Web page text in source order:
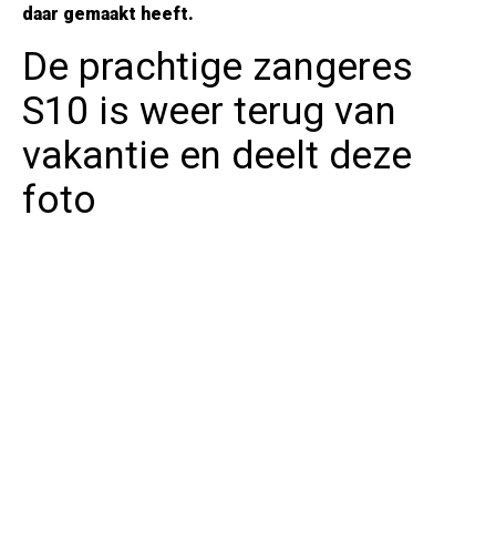
daar gemaakt heeft.
De prachtige zangeres
S10 is weer terug van
vakantie en deelt deze
foto